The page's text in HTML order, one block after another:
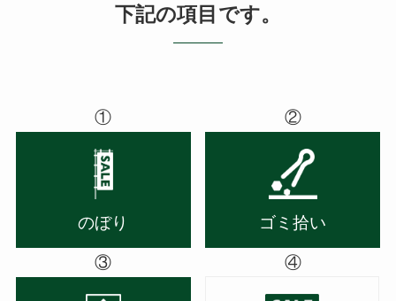
下記の項目です。
①
のぼり
②
ゴミ拾い
③ ④